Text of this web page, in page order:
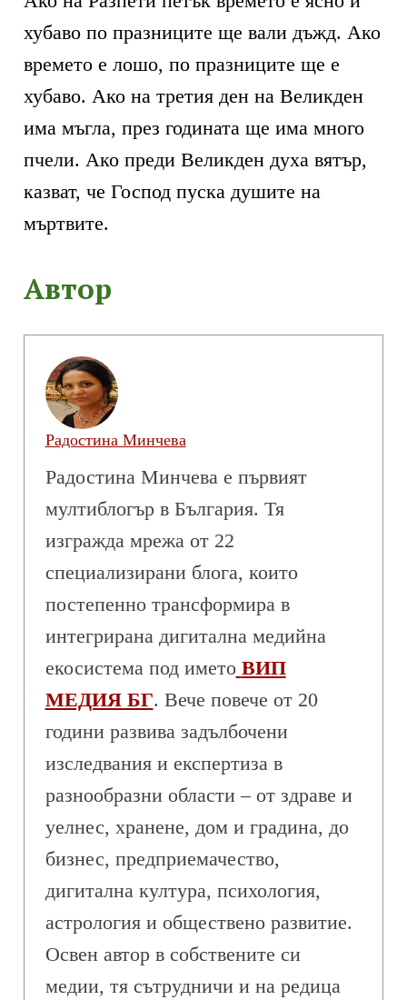
хубаво по празниците ще вали дъжд. Ако
времето е лошо, по празниците ще е
хубаво. Ако на третия ден на Великден
има мъгла, през годината ще има много
пчели. Ако преди Великден духа вятър,
казват, че Господ пуска душите на
мъртвите.
Автор
Радостина Минчева
Радостина Минчева е първият
мултиблогър в България. Тя
изгражда мрежа от 22
специализирани блога, които
постепенно трансформира в
интегрирана дигитална медийна
екосистема под името ВИП
МЕДИЯ БГ. Вече повече от 20
години развива задълбочени
изследвания и експертиза в
разнообразни области – от здраве и
уелнес, хранене, дом и градина, до
бизнес, предприемачество,
дигитална култура, психология,
астрология и обществено развитие.
Освен автор в собствените си
медии, тя сътрудничи и на редица